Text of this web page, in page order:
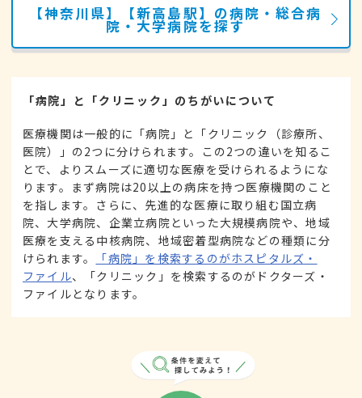
【神奈川県】【新高島駅】の病院・総合病
院・大学病院を探す
「病院」と「クリニック」のちがいについて
医療機関は一般的に「病院」と「クリニック（診療所、
医院）」の2つに分けられます。この2つの違いを知るこ
とで、よりスムーズに適切な医療を受けられるようにな
ります。まず病院は20以上の病床を持つ医療機関のこと
を指します。さらに、先進的な医療に取り組む国立病
院、大学病院、企業立病院といった大規模病院や、地域
医療を支える中核病院、地域密着型病院などの種類に分
けられます。
「病院」を検索するのがホスピタルズ・
ファイル、「クリニック」を検索するのがドクターズ・
ファイルとなります。